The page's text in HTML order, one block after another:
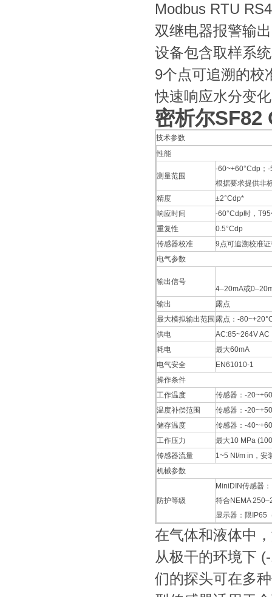
Modbus RTU
双继电器报警输出
设备包含取样系
9个点可追溯的校
快速响应水分变化
密析尔SF82
技术参数
性能
测量范围
-60~+60°Cdp；
根据要求提供非
精度
±2°Cdp*
响应时间
-60°Cdp时，
重复性
0.5°Cdp
传感器校准
9点可追溯校准
电气参数
输出信号
4–20mA或
输出
露点
最大模拟输出范围 露点：-
供电
AC:85~264V AC
耗电
最大60mA
电气安全
EN61010-1
操作条件
工作温度
传感器：-
温度补偿范围
传感器：-
储存温度
传感器：-
工作压力
最大10 MPa
传感器流量
1~5 Nl/m in，安
机械参数
防护等级
MiniDIN传感器
符合NEMA
显示器：限IP65
在气体和液体中
从极干的环境下
们的探头可在多